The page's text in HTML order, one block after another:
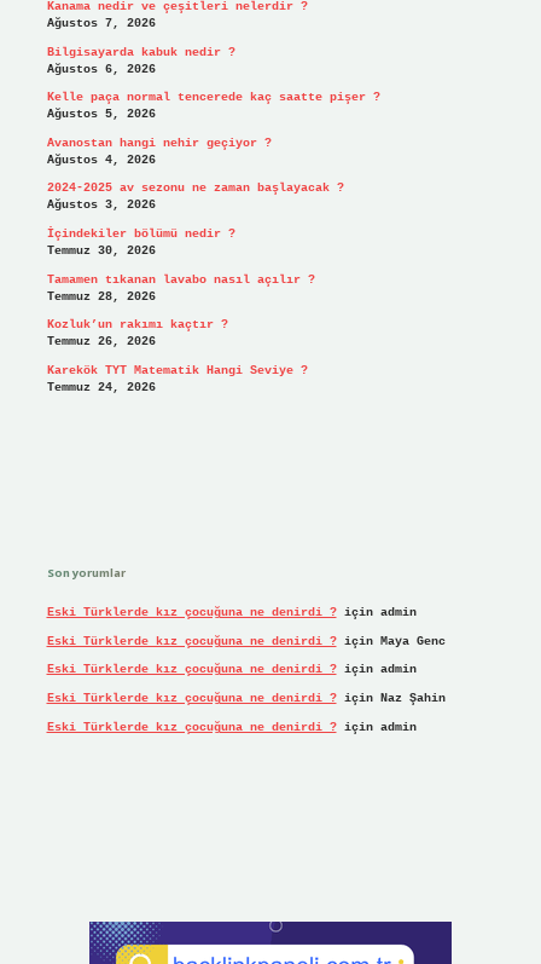
Kanama nedir ve çeşitleri nelerdir ?
Ağustos 7, 2026
Bilgisayarda kabuk nedir ?
Ağustos 6, 2026
Kelle paça normal tencerede kaç saatte pişer ?
Ağustos 5, 2026
Avanostan hangi nehir geçiyor ?
Ağustos 4, 2026
2024-2025 av sezonu ne zaman başlayacak ?
Ağustos 3, 2026
İçindekiler bölümü nedir ?
Temmuz 30, 2026
Tamamen tıkanan lavabo nasıl açılır ?
Temmuz 28, 2026
Kozluk’un rakımı kaçtır ?
Temmuz 26, 2026
Karekök TYT Matematik Hangi Seviye ?
Temmuz 24, 2026
Son yorumlar
Eski Türklerde kız çocuğuna ne denirdi ?için admin
Eski Türklerde kız çocuğuna ne denirdi ?için Maya Genc
Eski Türklerde kız çocuğuna ne denirdi ?için admin
Eski Türklerde kız çocuğuna ne denirdi ?için Naz Şahin
Eski Türklerde kız çocuğuna ne denirdi ?için admin